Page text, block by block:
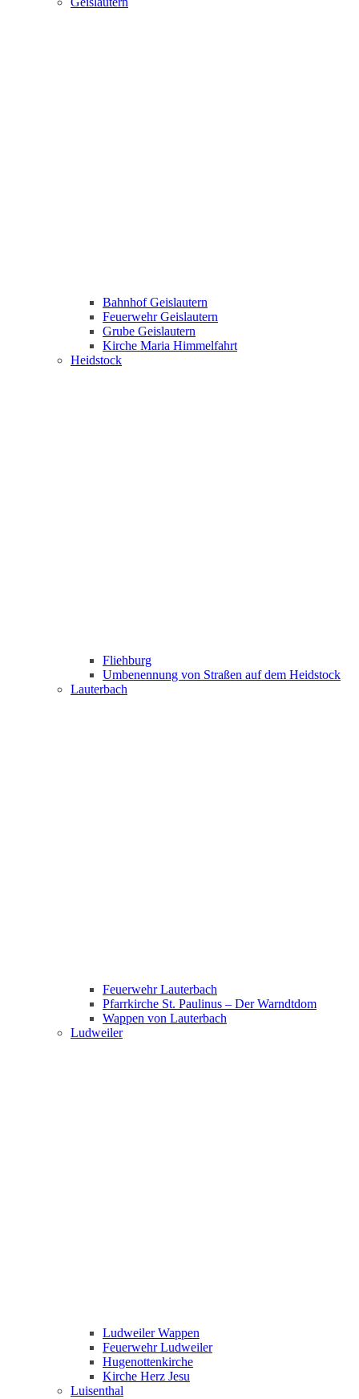
Bahnhof Geislautern
Feuerwehr Geislautern
Grube Geislautern
Kirche Maria Himmelfahrt
Heidstock
Fliehburg
Umbenennung von Straßen auf dem Heidstock
Lauterbach
Feuerwehr Lauterbach
Pfarrkirche St. Paulinus – Der Warndtdom
Wappen von Lauterbach
Ludweiler
Ludweiler Wappen
Feuerwehr Ludweiler
Hugenottenkirche
Kirche Herz Jesu
Luisenthal